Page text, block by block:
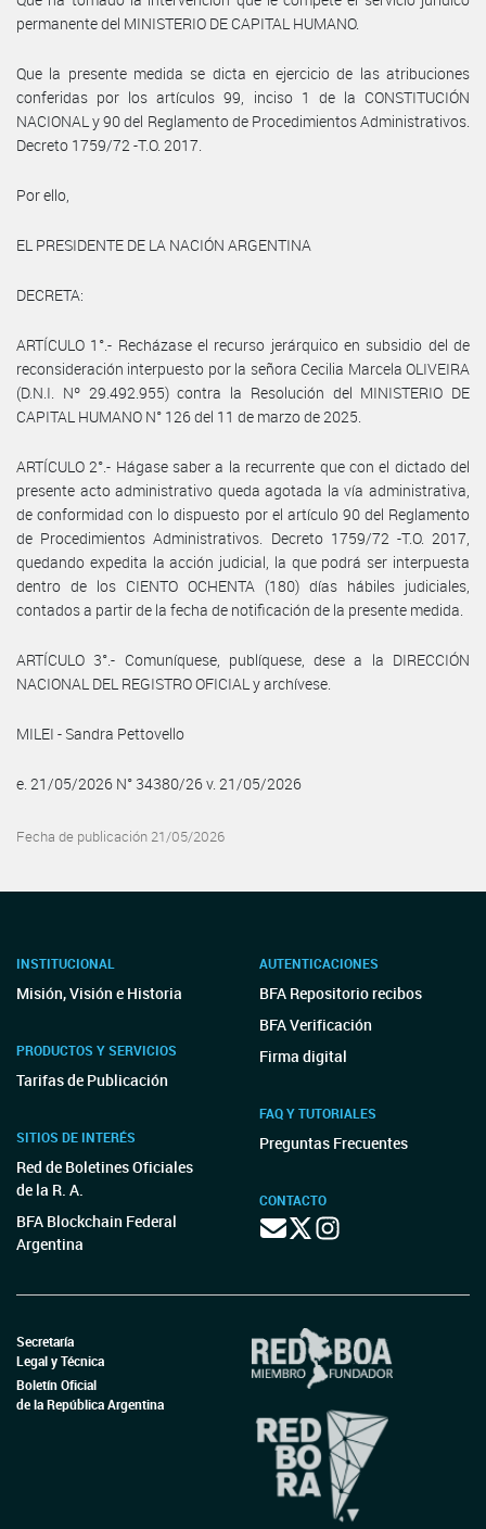
permanente del MINISTERIO DE CAPITAL HUMANO.
Que la presente medida se dicta en ejercicio de las atribuciones
conferidas por los artículos 99, inciso 1 de la CONSTITUCIÓN
NACIONAL y 90 del Reglamento de Procedimientos Administrativos.
Decreto 1759/72 -T.O. 2017.
Por ello,
EL PRESIDENTE DE LA NACIÓN ARGENTINA
DECRETA:
ARTÍCULO 1°.- Recházase el recurso jerárquico en subsidio del de
reconsideración interpuesto por la señora Cecilia Marcela OLIVEIRA
(D.N.I. Nº 29.492.955) contra la Resolución del MINISTERIO DE
CAPITAL HUMANO N° 126 del 11 de marzo de 2025.
ARTÍCULO 2°.- Hágase saber a la recurrente que con el dictado del
presente acto administrativo queda agotada la vía administrativa,
de conformidad con lo dispuesto por el artículo 90 del Reglamento
de Procedimientos Administrativos. Decreto 1759/72 -T.O. 2017,
quedando expedita la acción judicial, la que podrá ser interpuesta
dentro de los CIENTO OCHENTA (180) días hábiles judiciales,
contados a partir de la fecha de notificación de la presente medida.
ARTÍCULO 3°.- Comuníquese, publíquese, dese a la DIRECCIÓN
NACIONAL DEL REGISTRO OFICIAL y archívese.
MILEI - Sandra Pettovello
e. 21/05/2026 N° 34380/26 v. 21/05/2026
Fecha de publicación 21/05/2026
INSTITUCIONAL
Misión, Visión e Historia
PRODUCTOS Y SERVICIOS
Tarifas de Publicación
SITIOS DE INTERÉS
Red de Boletines Oficiales
de la R. A.
BFA Blockchain Federal
Argentina
AUTENTICACIONES
BFA Repositorio recibos
BFA Verificación
Firma digital
FAQ Y TUTORIALES
Preguntas Frecuentes
CONTACTO
Secretaría
Legal y Técnica
Boletín Oficial
de la República Argentina